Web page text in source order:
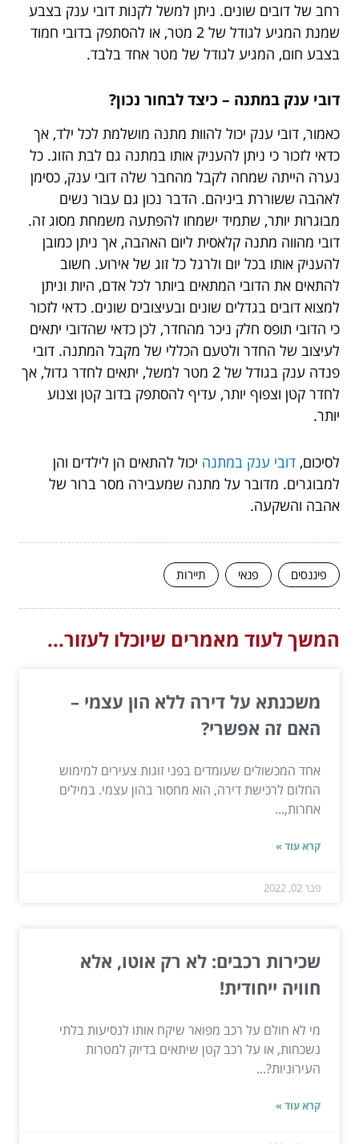
רחב של דובים שונים. ניתן למשל לקנות דובי ענק בצבע
שמנת המגיע לגודל של 2 מטר, או להסתפק בדובי חמוד
בצבע חום, המגיע לגודל של מטר אחד בלבד.
דובי ענק במתנה – כיצד לבחור נכון?
כאמור, דובי ענק יכול להוות מתנה מושלמת לכל ילד, אך
כדאי לזכור כי ניתן להעניק אותו במתנה גם לבת הזוג. כל
נערה הייתה שמחה לקבל מהחבר שלה דובי ענק, כסימן
לאהבה ששוררת ביניהם. הדבר נכון גם עבור נשים
מבוגרות יותר, שתמיד ישמחו להפתעה משמחת מסוג זה.
דובי מהווה מתנה קלאסית ליום האהבה, אך ניתן כמובן
להעניק אותו בכל יום ולרגל כל זוג של אירוע. חשוב
להתאים את הדובי המתאים ביותר לכל אדם, היות וניתן
למצוא דובים בגדלים שונים ובעיצובים שונים. כדאי לזכור
כי הדובי תופס חלק ניכר מהחדר, לכן כדאי שהדובי יתאים
לעיצוב של החדר ולטעם הכללי של מקבל המתנה. דובי
פנדה ענק בגודל של 2 מטר למשל, יתאים לחדר גדול, אך
לחדר קטן וצפוף יותר, עדיף להסתפק בדוב קטן וצנוע
יותר.
לסיכום, דובי ענק במתנה יכול להתאים הן לילדים והן
למבוגרים. מדובר על מתנה שמעבירה מסר ברור של
אהבה והשקעה.
פיננסים פנאי תיירות
המשך לעוד מאמרים שיוכלו לעזור...
משכנתא על דירה ללא הון עצמי –
האם זה אפשרי?
אחד המכשולים שעומדים בפני זוגות צעירים למימוש
החלום לרכישת דירה, הוא מחסור בהון עצמי. במילים
אחרות,...
קרא עוד »
פבר 02, 2022
שכירות רכבים: לא רק אוטו, אלא
חוויה ייחודית!
מי לא חולם על רכב מפואר שיקח אותו לנסיעות בלתי
נשכחות, או על רכב קטן שיתאים בדיוק למטרות
העירוניות?...
קרא עוד »